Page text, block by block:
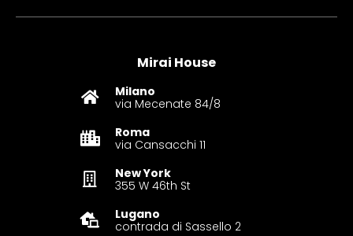
Mirai House
Milano
via Mecenate 84/8
Roma
via Cansacchi 11
New York
355 W 46th St
Lugano
contrada di Sassello 2